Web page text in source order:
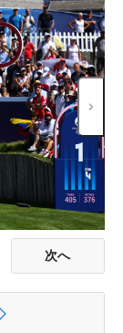
次へ